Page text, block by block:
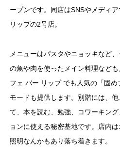
ープンです。同店はSNSやメディ
リップの2号店。
メニューはパスタやニョッキなど
の魚や肉を使ったメイン料理など
フェ バー リップ でも人気の「固
モードも提供します。別階には、
て、本を読む、勉強、コワーキン
ョンに使える秘密基地です。店内
照明なんかもあり落ち着きます。